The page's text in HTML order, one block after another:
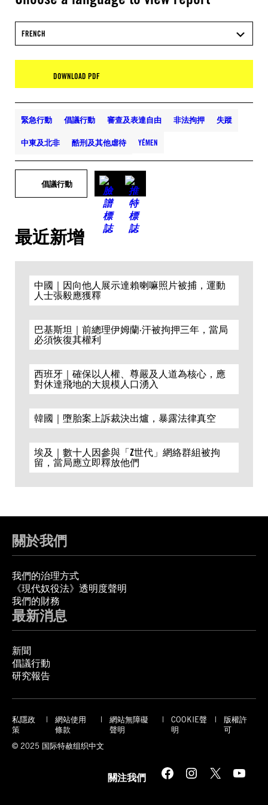
FRENCH
DOWNLOAD PDF
緊急行動 倡議行動 審查及表達自由 非法拘押 失蹤
中東及北非 酷刑及其他虐待 YÉMEN
倡議行動
最近新增
中國｜因向他人展示達賴喇嘛照片被捕，運動
人士張毅應獲釋
巴基斯坦｜前總理伊姆蘭·汗被拘押三年，當局
必須恢復其權利
西班牙｜確保以人權、尊嚴及人道為核心，應
對休達飛地的大規模人口湧入
韓國｜墮胎案上訴裁決出爐，暴露法律真空
埃及｜數十人因參與「Z世代」網絡群組被拘
留，當局應立即釋放他們
關於我們
我們的治理方式
《現代奴役法》透明度聲明
我們的財務
最新消息
新聞
倡議行動
研究報告
私隱政
策
網站使用
條款
網站無障礙
聲明
COOKIE聲
明
版權許
可
© 2025 国际特赦组织中文
關注我們 Facebook Instagram X YouTube